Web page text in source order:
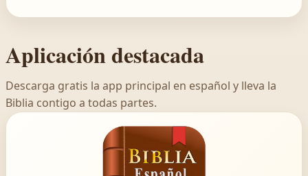
Aplicación destacada
Descarga gratis la app principal en español y lleva la
Biblia contigo a todas partes.